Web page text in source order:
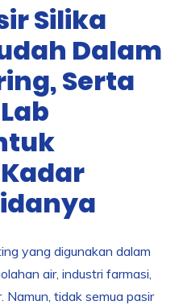
Silika
Dalam
Serta
yang digunakan dalam
air, industri farmasi,
Namun, tidak semua pasir